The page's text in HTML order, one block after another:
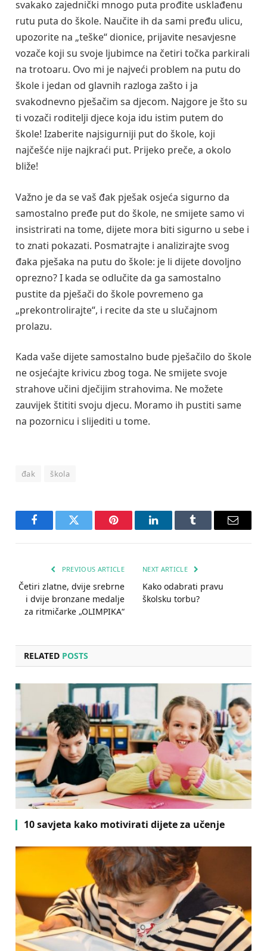
svakako zajednički mnogo puta prođite usklađenu
rutu puta do škole. Naučite ih da sami pređu ulicu,
upozorite na „teške“ dionice, prijavite nesavjesne
vozače koji su svoje ljubimce na četiri točka parkirali
na trotoaru. Ovo mi je najveći problem na putu do
škole i jedan od glavnih razloga zašto i ja
svakodnevno pješačim sa djecom. Najgore je što su
ti vozači roditelji djece koja idu istim putem do
škole! Izaberite najsigurniji put do škole, koji
najčešće nije najkraći put. Prijeko preče, a okolo
bliže!
Važno je da se vaš đak pješak osjeća sigurno da
samostalno pređe put do škole, ne smijete samo vi
insistrirati na tome, dijete mora biti sigurno u sebe i
to znati pokazati. Posmatrajte i analizirajte svog
đaka pješaka na putu do škole: je li dijete dovoljno
oprezno? I kada se odlučite da ga samostalno
pustite da pješači do škole povremeno ga
„prekontrolirajte“, i recite da ste u slučajnom
prolazu.
Kada vaše dijete samostalno bude pješačilo do škole
ne osjećajte krivicu zbog toga. Ne smijete svoje
strahove učini dječijim strahovima. Ne možete
zauvijek štititi svoju djecu. Moramo ih pustiti same
na pozornicu i slijediti u tome.
đak škola
FacebookTwitter Pinterest LinkedInTumblr Email
PREVIOUS ARTICLE
Četiri zlatne, dvije srebrne
i dvije bronzane medalje
za ritmičarke „OLIMPIKA“
NEXT ARTICLE
Kako odabrati pravu
školsku torbu?
RELATED POSTS
10 savjeta kako motivirati dijete za učenje